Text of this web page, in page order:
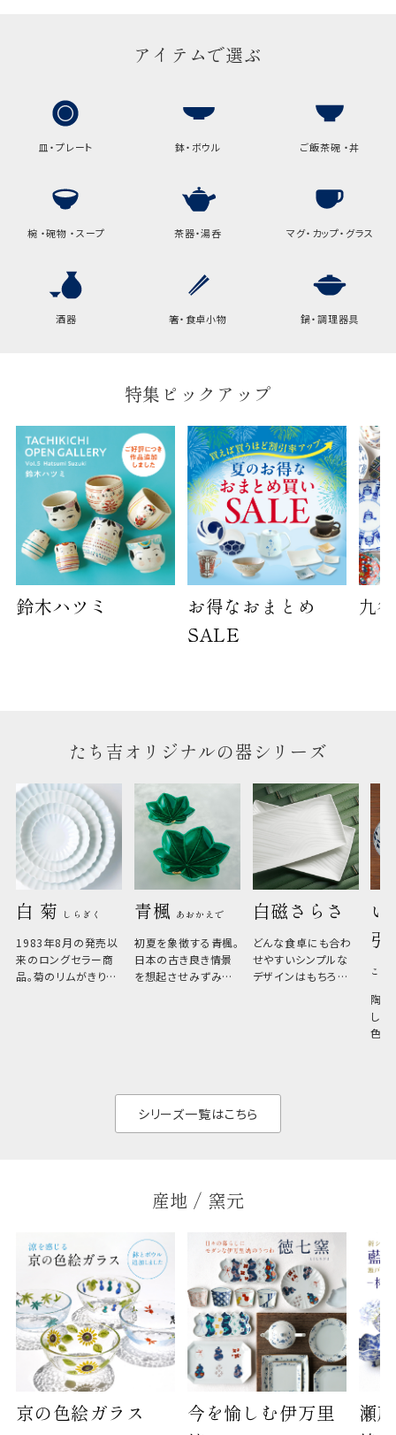
アイテムで選ぶ
皿・プレート 鉢・ボウル ご飯茶碗 ・丼
椀 ・碗物 ・スープ 茶器・湯呑 マグ・カップ・グラス
酒器 箸・食卓小物 鍋・調理器具
特集ピックアップ
鈴木ハツミ
お得なおまとめ
SALE
九
たち吉オリジナルの器シリーズ
白 菊 しらぎく
1983年8月の発売以
来のロングセラー商
品。菊のリムがきりっ
青楓 あおかえで
初夏を象徴する青楓。
日本の古き良き情景
を想起させみずみず
白磁さらさ
どんな食卓にも合わ
せやすいシンプルな
デザインはもちろん、
い
こひ
陶器
しい
色の
シリーズ一覧はこちら
産地 / 窯元
京の色絵ガラス
今を愉しむ伊万里
瀬